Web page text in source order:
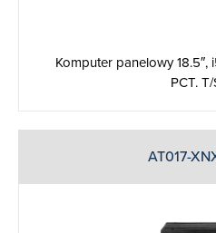
Komputer panelowy
PCT. T/
AT017-